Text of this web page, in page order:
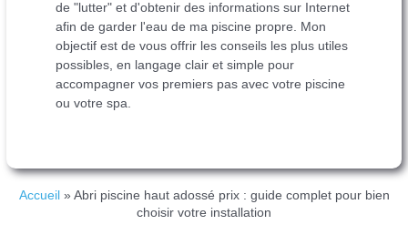
de "lutter" et d'obtenir des informations sur Internet
afin de garder l'eau de ma piscine propre. Mon
objectif est de vous offrir les conseils les plus utiles
possibles, en langage clair et simple pour
accompagner vos premiers pas avec votre piscine
ou votre spa.
Accueil» Abri piscine haut adossé prix : guide complet pour bien
choisir votre installation